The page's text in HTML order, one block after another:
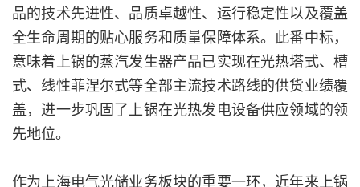
品的技术先进性、品质卓越性、运行稳定性以及覆盖
全生命周期的贴心服务和质量保障体系。此番中标，
意味着上锅的蒸汽发生器产品已实现在光热塔式、槽
式、线性菲涅尔式等全部主流技术路线的供货业绩覆
盖，进一步巩固了上锅在光热发电设备供应领域的领
先地位。
作为上海电气光储业务板块的重要一环，近年来上锅